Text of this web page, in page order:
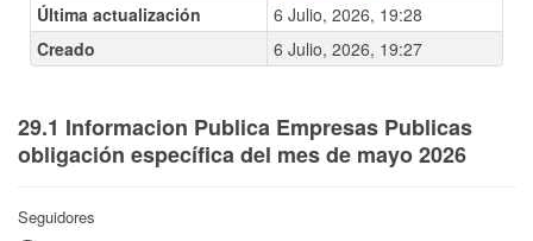
Última actualización
6 Julio, 2026, 19:28
Creado
6 Julio, 2026, 19:27
29.1 Informacion Publica Empresas Publicas
obligación específica del mes de mayo 2026
Seguidores